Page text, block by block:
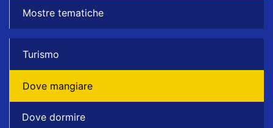
Mostre tematiche
Turismo
Dove mangiare
Dove dormire